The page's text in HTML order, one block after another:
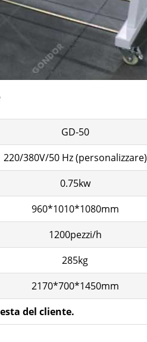
GD-50
220/380V/50 Hz (personalizzare)
0.75kw
960*1010*1080mm
1200pezzi/h
285kg
2170*700*1450mm
del cliente.